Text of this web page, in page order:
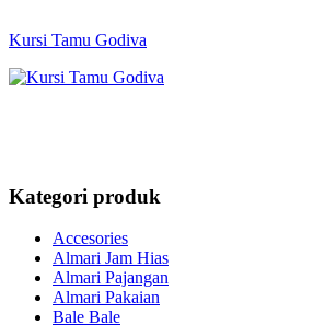
Kursi Tamu Godiva
Kategori produk
Accesories
Almari Jam Hias
Almari Pajangan
Almari Pakaian
Bale Bale